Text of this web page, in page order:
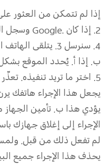
إذا لم تتمكن من العثور
وسجل Google.2. إذا كان
3. يتلقى الهاتف المفقود إشعارًا.4. سنرسل
أ. يُحدد الموقعب. إذا
5. اختر ما تريد تنفيذه.
يجعل هذا الإجراء هاتفك
ب. تأمين الجهاز يؤدي هذا
الإجراء إلى إغلاق جهازك
لم تفعل ذلك من قبل.
يحذف هذا الإجراء جميع